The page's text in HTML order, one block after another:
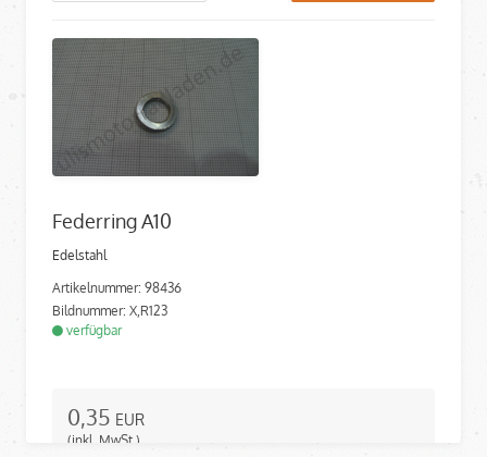
Federring A10
Edelstahl
Artikelnummer: 98436
Bildnummer: X,R123
verfügbar
0,35 EUR
(inkl. MwSt.)